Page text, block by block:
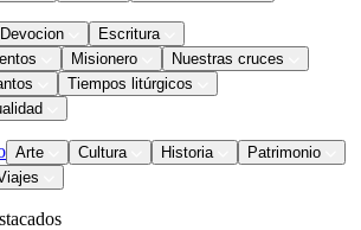
Devocion
Escritura
Misionero
Nuestras cruces
Tiempos litúrgicos
Arte Cultura Historia
Patrimonio